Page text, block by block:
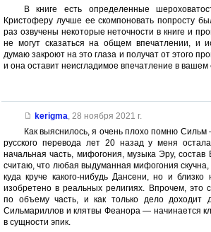
В книге есть определенные
Кристоферу лучше ее скомпоновать попросту
раз озвучены некоторые неточности в книге и
не могут сказаться на общем впечатлении, и
думаю закроют на это глаза и получат от этого
и она оставит неисгладимое впечатление в вашем
kerigma, 28 ноября 2021 г.
Как выяснилось, я очень плохо помню
русского перевода лет 20 назад у меня
начальная часть, мифогония, музыка Эру,
считаю, что любая выдуманная мифогония скучна,
куда круче какого-нибудь Дансени, но и
изобретено в реальных религиях. Впрочем, это
по объему часть, и как только дело доходит
Сильмариллов и клятвы Феанора — начинается
в сущности эпик.